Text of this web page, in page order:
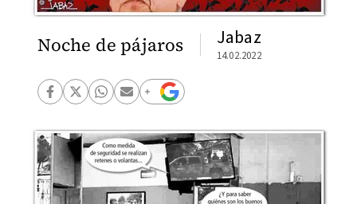
Noche de pájaros Jabaz
14.02.2022